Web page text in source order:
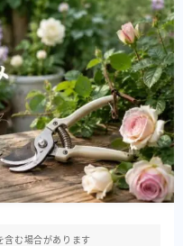
含む場合があります